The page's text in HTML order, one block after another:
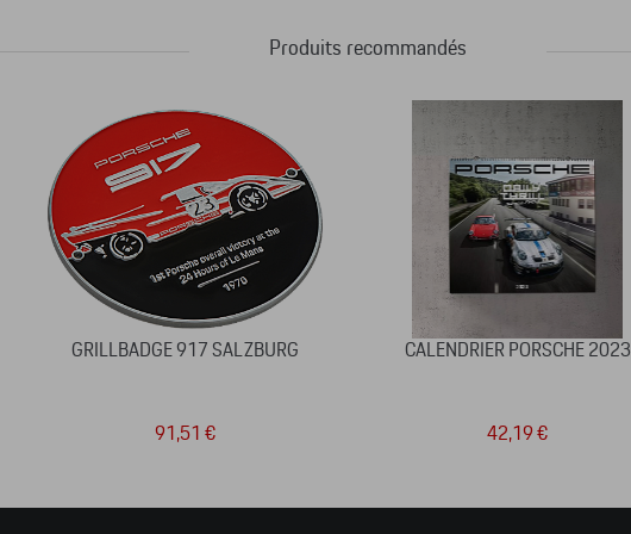
Produits recommandés
GRILLBADGE 917 SALZBURG
91,51 €
CALENDRIER PORSCHE 2023
42,19 €